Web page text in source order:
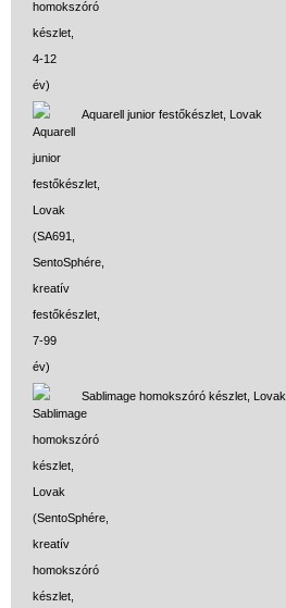
Aquarell junior festőkészlet, Lovak
Sablimage homokszóró készlet, Lovak